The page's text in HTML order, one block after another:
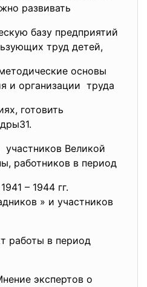
развивать
базу предприятий
труд детей,
основы
и организации труда
готовить
Великой
работников в период
– 1944 гг.
» и участников
работы в период
экспертов о